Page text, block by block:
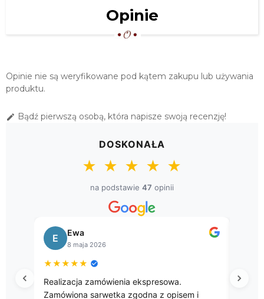
GOBELIN "GWIAZDA...
75,65 zł
135X180 "GAŁĄZKI"
140X240
159,20 zł
ŚWIĄTECZNY OBRUS GOBELINOWY
Opinie
Opinie nie są weryfikowane pod kątem zakupu lub używania
produktu.
 Bądź pierwszą osobą, która napisze swoją recenzję!
DOSKONAŁA
★ ★ ★ ★ ★
na podstawie 47 opinii
E Ewa
8 maja 2026
★★★★★
Realizacja zamówienia ekspresowa.
Zamówiona sarwetka zgodna z opisem i